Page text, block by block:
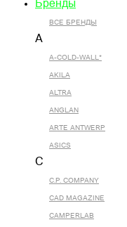
Бренды
ВСЕ БРЕНДЫ
A
A-COLD-WALL*
AKILA
ALTRA
ANGLAN
ARTE ANTWERP
ASICS
C
C.P. COMPANY
CAD MAGAZINE
CAMPERLAB